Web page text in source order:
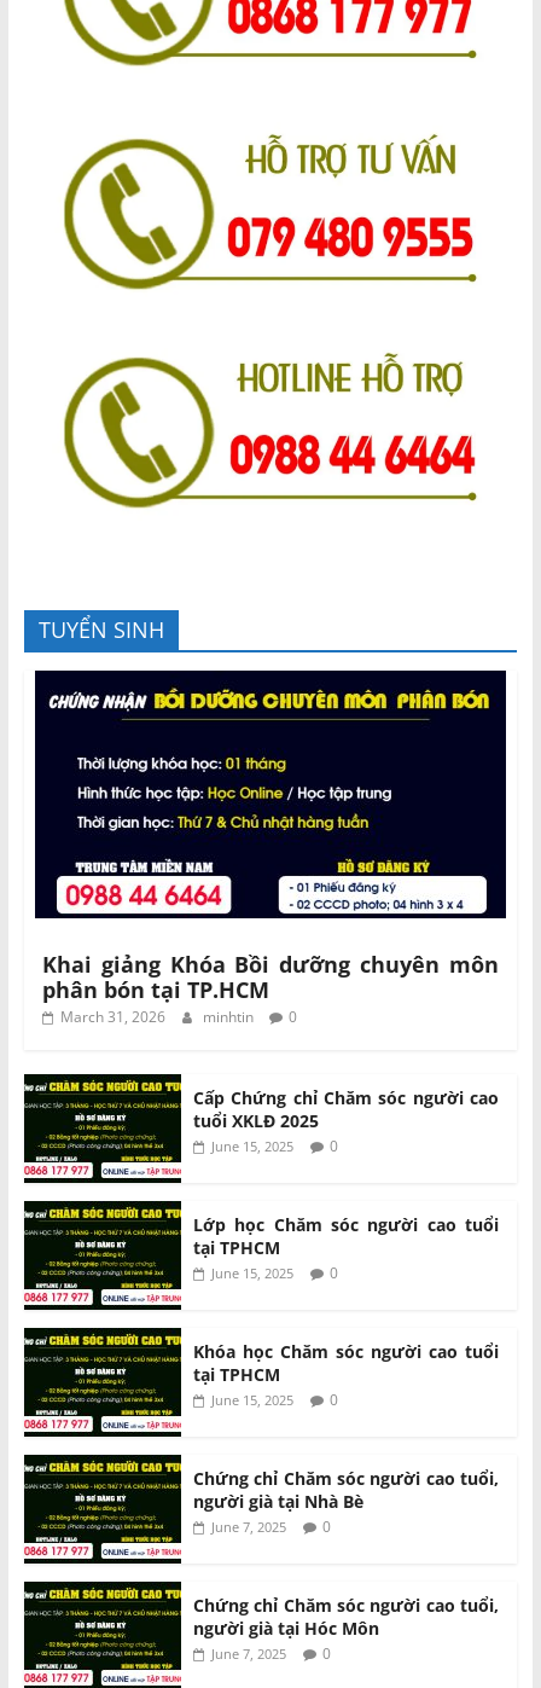
TUYỂN SINH
Khai giảng Khóa Bồi dưỡng chuyên môn
phân bón tại TP.HCM
March 31, 2026 minhtin 0
Cấp Chứng chỉ Chăm sóc người cao
tuổi XKLĐ 2025
June 15, 2025 0
Lớp học Chăm sóc người cao tuổi
tại TPHCM
June 15, 2025 0
Khóa học Chăm sóc người cao tuổi
tại TPHCM
June 15, 2025 0
Chứng chỉ Chăm sóc người cao tuổi,
người già tại Nhà Bè
June 7, 2025 0
Chứng chỉ Chăm sóc người cao tuổi,
người già tại Hóc Môn
June 7, 2025 0